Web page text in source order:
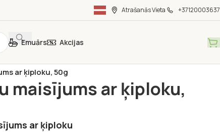
Atrašanās Vieta +37120003637
Emuārs Akcijas
ar ķiploku, 50g
maisījums ar ķiploku,
ar ķiploku